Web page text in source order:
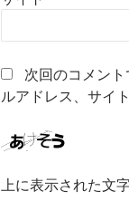
次回のコメン
ルアドレス、サイ
上に表示された文